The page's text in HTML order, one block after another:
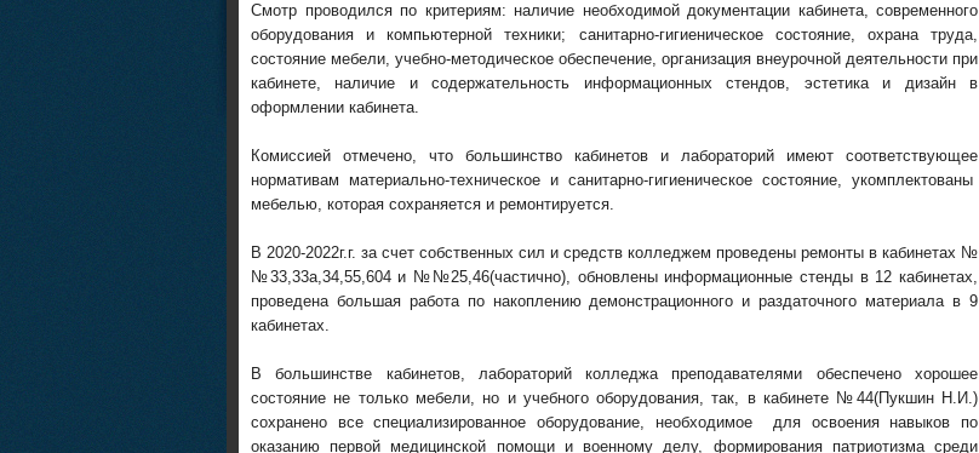
Смотр проводился по критериям: наличие необходимой документации кабинета, современного
оборудования и компьютерной техники; санитарно-гигиеническое состояние, охрана труда,
состояние мебели, учебно-методическое обеспечение, организация внеурочной деятельности при
кабинете, наличие и содержательность информационных стендов, эстетика и дизайн в
оформлении кабинета.
Комиссией отмечено, что большинство кабинетов и лабораторий имеют соответствующее
нормативам материально-техническое и санитарно-гигиеническое состояние, укомплектованы
мебелью, которая сохраняется и ремонтируется.
В 2020-2022г.г. за счет собственных сил и средств колледжем проведены ремонты в кабинетах №
№33,33а,34,55,604 и №№25,46(частично), обновлены информационные стенды в 12 кабинетах,
проведена большая работа по накоплению демонстрационного и раздаточного материала в 9
кабинетах.
В большинстве кабинетов, лабораторий колледжа преподавателями обеспечено хорошее
состояние не только мебели, но и учебного оборудования, так, в кабинете №44(Пукшин Н.И.)
сохранено все специализированное оборудование, необходимое для освоения навыков по
оказанию первой медицинской помощи и военному делу, формирования патриотизма среди